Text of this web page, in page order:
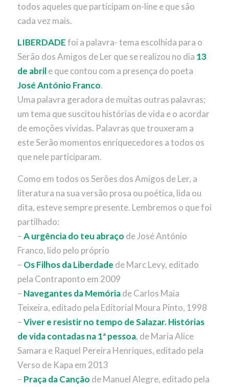
todos aqueles que participam on-line e que são
cada vez mais.
LIBERDADEfoi a palavra- tema escolhida para o
Serão dos Amigos de Ler que se realizou no dia 13
de abrile que contou com a presença do poeta
José António Franco.
Uma palavra geradora de muitas outras palavras;
um tema que suscitou histórias de vida e o acordar
de emoções vividas. Palavras que trouxeram a
este Serão momentos enriquecedores a todos os
que nele participaram.
Como em todos os Serões dos Amigos de Ler, a
literatura na sua versão prosa ou poética, lida ou
dita, esteve sempre presente. Lembremos o que foi
partilhado:
–A urgência do teu abraço de José António
Franco, lido pelo próprio
– Os Filhos da Liberdade de Marc Levy, editado
pela Contraponto em 2009
– Navegantes da Memóriade Carlos Maia
Teixeira, editado pela Editorial Moura Pinto, 1998
–Viver e resistir no tempo de Salazar. Histórias
de vida contadas na 1ª pessoa, de Maria Alice
Samara e Raquel Pereira Henriques, editado pela
Verso de Kapa em 2013
– Praça da Canção de Manuel Alegre, editado pela